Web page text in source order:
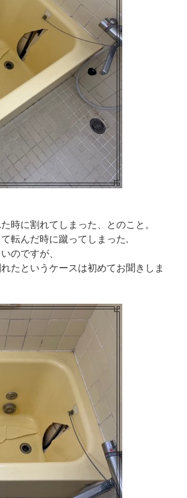
時に割れてしまった、とのこと。
転んだ時に蹴ってしまった,
のですが、
たというケースは初めてお聞きしま